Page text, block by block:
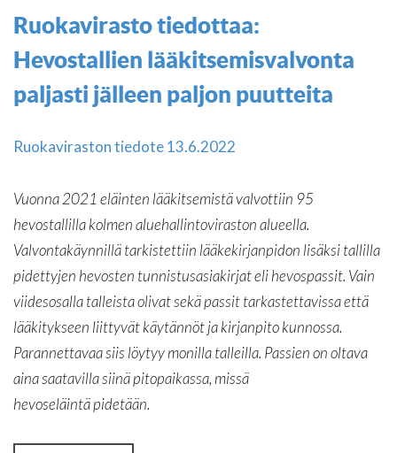
Ruokavirasto tiedottaa:
Hevostallien lääkitsemisvalvonta
paljasti jälleen paljon puutteita
Ruokaviraston tiedote 13.6.2022
Vuonna 2021 eläinten lääkitsemistä valvottiin 95
hevostallilla kolmen aluehallintoviraston alueella.
Valvontakäynnillä tarkistettiin lääkekirjanpidon lisäksi tallilla
pidettyjen hevosten tunnistusasiakirjat eli hevospassit. Vain
viidesosalla talleista olivat sekä passit tarkastettavissa että
lääkitykseen liittyvät käytännöt ja kirjanpito kunnossa.
Parannettavaa siis löytyy monilla talleilla. Passien on oltava
aina saatavilla siinä pitopaikassa, missä
hevoseläintä pidetään.